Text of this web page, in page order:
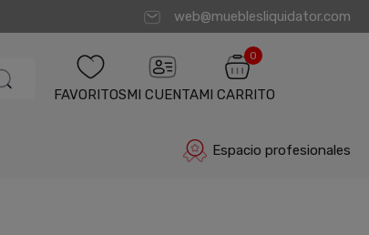
web@mueblesliquidator.com
FAVORITOSMI CUENTA
0
MI CARRITO
Espacio profesionales